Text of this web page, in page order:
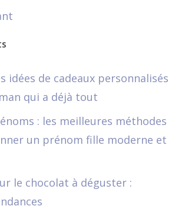
idées de cadeaux personnalisés
qui a déjà tout
: les meilleures méthodes
un prénom fille moderne et
le chocolat à déguster :